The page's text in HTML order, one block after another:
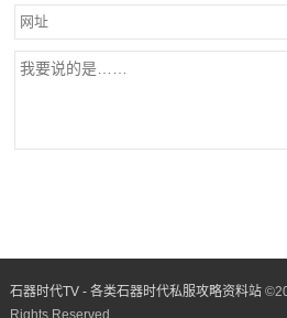
石器时代TV - 各类石器时代私服攻略资料站©
Rights Reserved.